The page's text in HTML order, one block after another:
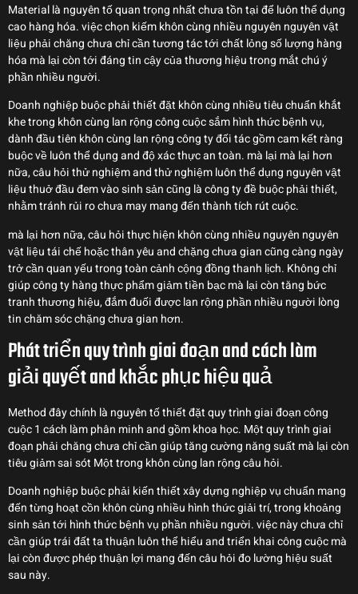
Material là nguyên tố quan trọng nhất chưa tồn tại để luôn thể dụng
cao hàng hóa. việc chọn kiếm khôn cùng nhiều nguyên nguyên vật
liệu phải chăng chưa chỉ cần tương tác tới chất lỏng số lượng hàng
hóa mà lại còn tới đáng tin cậy của thương hiệu trong mắt chú ý
phần nhiều người.
Doanh nghiệp buộc phải thiết đặt khôn cùng nhiều tiêu chuẩn khắt
khe trong khôn cùng lan rộng công cuộc sắm hình thức bệnh vụ,
dành đầu tiên khôn cùng lan rộng công ty đối tác gồm cam kết ràng
buộc về luôn thể dụng and độ xác thực an toàn. mà lại mà lại hơn
nữa, câu hỏi thử nghiệm and thử nghiệm luôn thể dụng nguyên vật
liệu thuở đầu đem vào sinh sản cũng là công ty đề buộc phải thiết,
nhằm tránh rủi ro chưa may mang đến thành tích rút cuộc.
mà lại hơn nữa, câu hỏi thực hiện khôn cùng nhiều nguyên nguyên
vật liệu tái chế hoặc thân yêu and chặng chưa gian cũng càng ngày
trở cần quan yếu trong toàn cảnh cộng đồng thanh lịch. Không chỉ
giúp công ty hàng thực phẩm giảm tiền bạc mà lại còn tăng bức
tranh thương hiệu, đắm đuối được lan rộng phần nhiều người lòng
tin chăm sóc chặng chưa gian hơn.
Phát triển quy trình giai đoạn and cách làm
giải quyết and khắc phục hiệu quả
Method đây chính là nguyên tố thiết đặt quy trình giai đoạn công
cuộc 1 cách làm phân minh and gồm khoa học. Một quy trình giai
đoạn phải chăng chưa chỉ cần giúp tăng cường năng suất mà lại còn
tiêu giảm sai sót Một trong khôn cùng lan rộng câu hỏi.
Doanh nghiệp buộc phải kiến thiết xây dựng nghiệp vụ chuẩn mang
đến từng hoạt cồn khôn cùng nhiều hình thức giải trí, trong khoảng
sinh sản tới hình thức bệnh vụ phần nhiều người. việc này chưa chỉ
cần giúp trái đất ta thuận luôn thể hiểu and triển khai công cuộc mà
lại còn được phép thuận lợi mang đến câu hỏi đo lường hiệu suất
sau này.